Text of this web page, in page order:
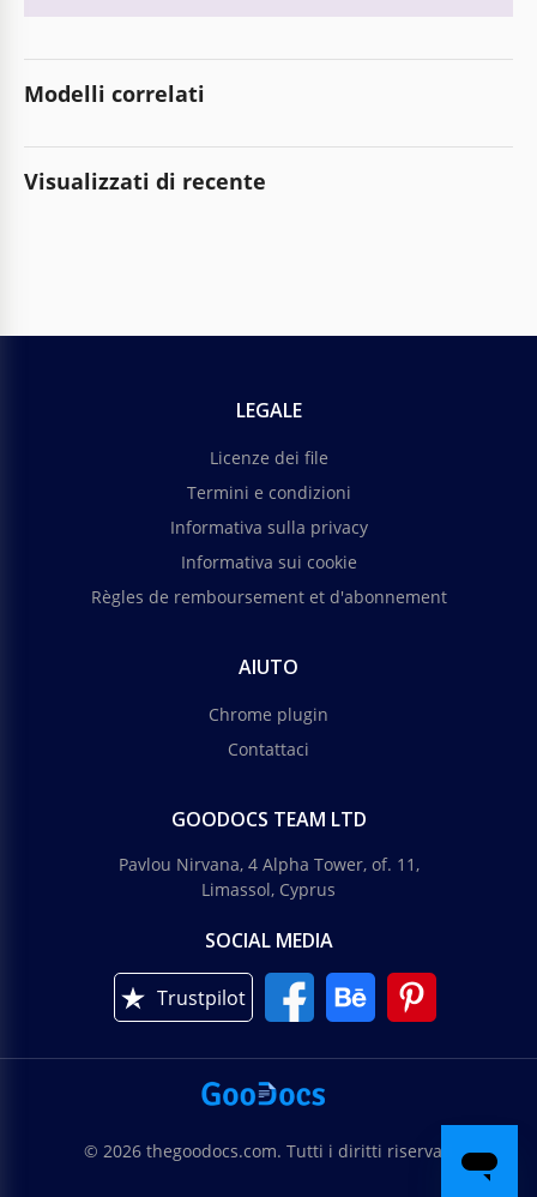
Modelli correlati
Visualizzati di recente
LEGALE
Licenze dei file
Termini e condizioni
Informativa sulla privacy
Informativa sui cookie
Règles de remboursement et d'abonnement
AIUTO
Chrome plugin
Contattaci
GOODOCS TEAM LTD
Pavlou Nirvana, 4 Alpha Tower, of. 11,
Limassol, Cyprus
SOCIAL MEDIA
Trustpilot
© 2026 thegoodocs.com. Tutti i diritti riservati